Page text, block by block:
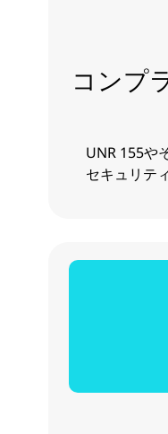
コンプ
UNR 155や
セキュリテ